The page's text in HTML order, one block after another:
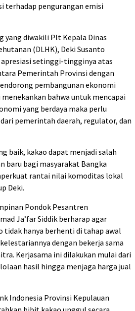
pengurangan emisi
yang diwakili Plt Kepala Dinas
(DLHK), Deki Susanto
apresiasi setinggi-tingginya atas
Pemerintah Provinsi dengan
pembangunan ekonomi
bahwa untuk mencapai
yang berdaya maka perlu
pemerintah daerah, regulator, dan
baik, kakao dapat menjadi salah
baru bagi masyarakat Bangka
rantai nilai komoditas lokal
Deki.
Pondok Pesantren
Ja’far Siddik berharap agar
tidak hanya berhenti di tahap awal
dengan bekerja sama
Kerjasama ini dilakukan mulai dari
hasil hingga menjaga harga jual
Indonesia Provinsi Kepulauan